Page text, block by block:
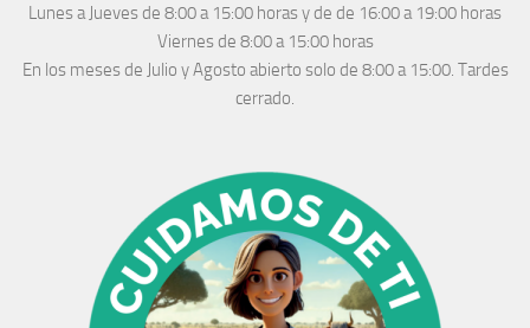
Lunes a Jueves de 8:00 a 15:00 horas y de de 16:00 a 19:00 horas
Viernes de 8:00 a 15:00 horas
En los meses de Julio y Agosto abierto solo de 8:00 a 15:00. Tardes
cerrado.